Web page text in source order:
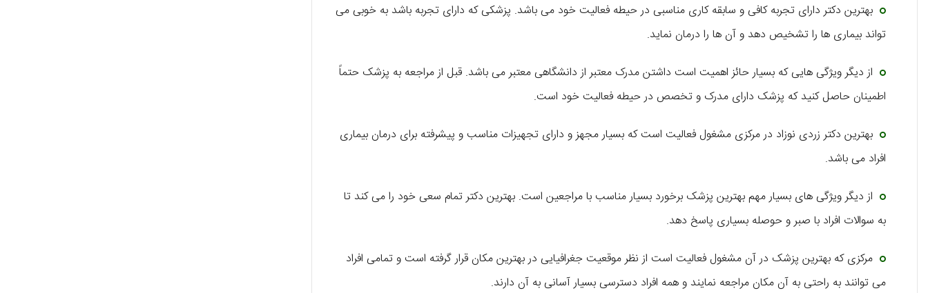
بهترین دکتر دارای تجربه کافی و سابقه کاری مناسبی در حیطه فعالیت خود می باشد. پزشکی که دارای تجربه باشد به خوبی می
تواند بیماری ها را تشخیص دهد و آن ها را درمان نماید.
از دیگر ویژگی هایی که بسیار حائز اهمیت است داشتن مدرک معتبر از دانشگاهی معتبر می باشد. قبل از مراجعه به پزشک حتماً
اطمینان حاصل کنید که پزشک دارای مدرک و تخصص در حیطه فعالیت خود است.
بهترین دکتر زردی نوزاد در مرکزی مشغول فعالیت است که بسیار مجهز و دارای تجهیزات مناسب و پیشرفته برای درمان بیماری
افراد می باشد.
از دیگر ویژگی های بسیار مهم بهترین پزشک برخورد بسیار مناسب با مراجعین است. بهترین دکتر تمام سعی خود را می کند تا
به سوالات افراد با صبر و حوصله بسیاری پاسخ دهد.
مرکزی که بهترین پزشک در آن مشغول فعالیت است از نظر موقعیت جغرافیایی در بهترین مکان قرار گرفته است و تمامی افراد
می توانند به راحتی به آن مکان مراجعه نمایند و همه افراد دسترسی بسیار آسانی به آن دارند.